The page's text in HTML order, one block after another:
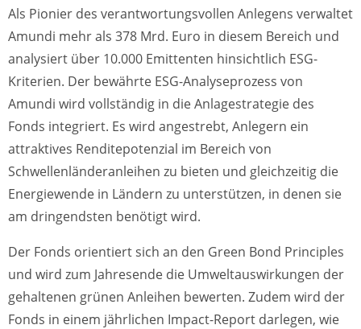
Als Pionier des verantwortungsvollen Anlegens verwaltet
Amundi mehr als 378 Mrd. Euro in diesem Bereich und
analysiert über 10.000 Emittenten hinsichtlich ESG-
Kriterien. Der bewährte ESG-Analyseprozess von
Amundi wird vollständig in die Anlagestrategie des
Fonds integriert. Es wird angestrebt, Anlegern ein
attraktives Renditepotenzial im Bereich von
Schwellenländeranleihen zu bieten und gleichzeitig die
Energiewende in Ländern zu unterstützen, in denen sie
am dringendsten benötigt wird.
Der Fonds orientiert sich an den Green Bond Principles
und wird zum Jahresende die Umweltauswirkungen der
gehaltenen grünen Anleihen bewerten. Zudem wird der
Fonds in einem jährlichen Impact-Report darlegen, wie